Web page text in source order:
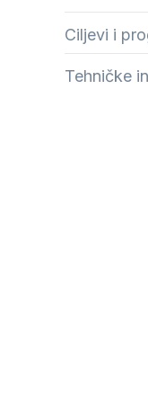
Ciljevi i
Tehničke